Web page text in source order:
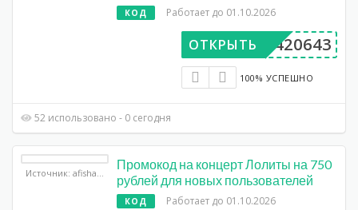
КОД Работает до 01.10.2026
AA420643
ОТКРЫТЬ
100% УСПЕШНО
52 использовано - 0 сегодня
Источник: afisha.yandex.ru
Промокод на концерт Лолиты на 750
рублей для новых пользователей
КОД Работает до 01.10.2026